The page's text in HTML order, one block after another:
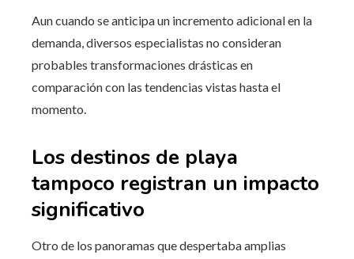
Aun cuando se anticipa un incremento adicional en la
demanda, diversos especialistas no consideran
probables transformaciones drásticas en
comparación con las tendencias vistas hasta el
momento.
Los destinos de playa
tampoco registran un impacto
significativo
Otro de los panoramas que despertaba amplias